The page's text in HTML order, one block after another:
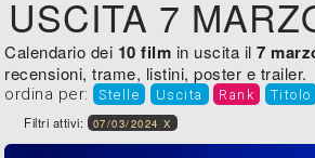
USCITA 7
Calendario dei 10 film in uscita il7
recensioni, trame, listini, poster e trailer.
ordina per: Stelle Uscita Rank Titolo
Filtri attivi: 07/03/2024 X